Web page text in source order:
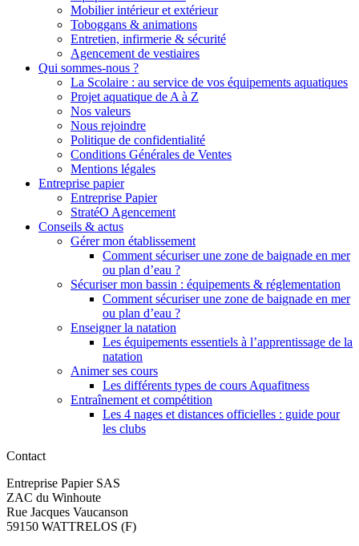
Mobilier intérieur et extérieur
Toboggans & animations
Entretien, infirmerie & sécurité
Agencement de vestiaires
Qui sommes-nous ?
La Scolaire : au service de vos équipements aquatiques
Projet aquatique de A à Z
Nos valeurs
Nous rejoindre
Politique de confidentialité
Conditions Générales de Ventes
Mentions légales
Entreprise papier
Entreprise Papier
StratéO Agencement
Conseils & actus
Gérer mon établissement
Comment sécuriser une zone de baignade en mer
ou plan d’eau ?
Sécuriser mon bassin : équipements & réglementation
Comment sécuriser une zone de baignade en mer
ou plan d’eau ?
Enseigner la natation
Les équipements essentiels à l’apprentissage de la
natation
Animer ses cours
Les différents types de cours Aquafitness
Entraînement et compétition
Les 4 nages et distances officielles : guide pour
les clubs
Contact
Entreprise Papier SAS
ZAC du Winhoute
Rue Jacques Vaucanson
59150 WATTRELOS (F)